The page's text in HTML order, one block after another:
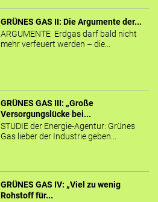
GRÜNES GAS II: Die Argumente der...
ARGUMENTE Erdgas darf bald nicht
mehr verfeuert werden – die...
GRÜNES GAS III: „Große
Versorgungslücke bei...
STUDIE der Energie-Agentur: Grünes
Gas lieber der Industrie geben...
GRÜNES GAS IV: „Viel zu wenig
Rohstoff für...